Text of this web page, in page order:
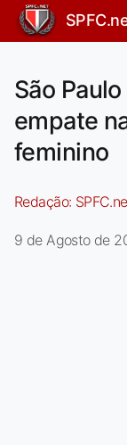
São
empate
feminino
Redação:
9 de Agosto de